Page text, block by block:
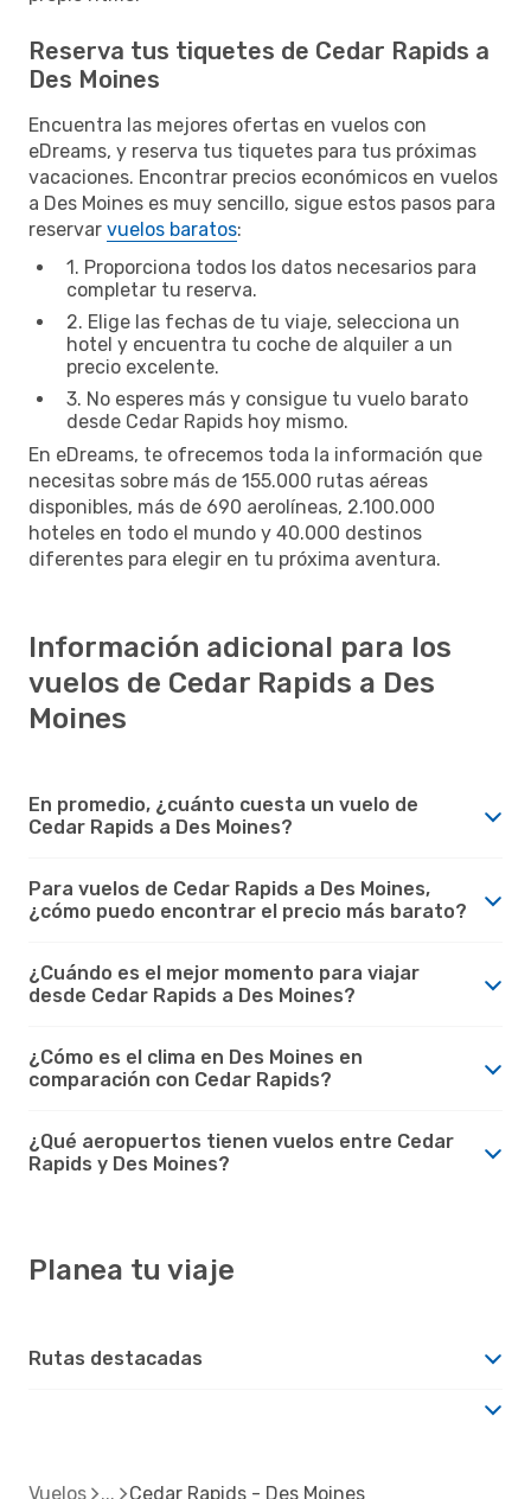
Reserva tus tiquetes de Cedar Rapids a
Des Moines
Encuentra las mejores ofertas en vuelos con
eDreams, y reserva tus tiquetes para tus próximas
vacaciones. Encontrar precios económicos en vuelos
a Des Moines es muy sencillo, sigue estos pasos para
reservar vuelos baratos:
1. Proporciona todos los datos necesarios para
completar tu reserva.
2. Elige las fechas de tu viaje, selecciona un
hotel y encuentra tu coche de alquiler a un
precio excelente.
3. No esperes más y consigue tu vuelo barato
desde Cedar Rapids hoy mismo.
En eDreams, te ofrecemos toda la información que
necesitas sobre más de 155.000 rutas aéreas
disponibles, más de 690 aerolíneas, 2.100.000
hoteles en todo el mundo y 40.000 destinos
diferentes para elegir en tu próxima aventura.
Información adicional para los
vuelos de Cedar Rapids a Des
Moines
En promedio, ¿cuánto cuesta un vuelo de
Cedar Rapids a Des Moines?
Para vuelos de Cedar Rapids a Des Moines,
¿cómo puedo encontrar el precio más barato?
¿Cuándo es el mejor momento para viajar
desde Cedar Rapids a Des Moines?
¿Cómo es el clima en Des Moines en
comparación con Cedar Rapids?
¿Qué aeropuertos tienen vuelos entre Cedar
Rapids y Des Moines?
Planea tu viaje
Rutas destacadas
Vuelos Cedar Rapids - Des Moines